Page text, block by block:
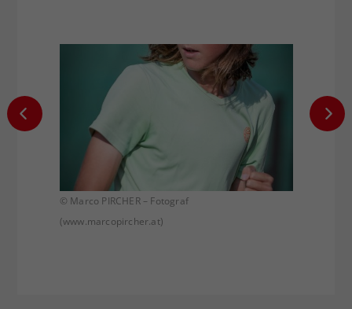
© Marco PIRCHER – Fotograf
(www.marcopircher.at)